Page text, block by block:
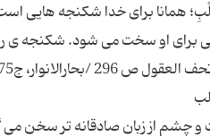
همانا برای خدا شکنجه هایی
برای او سخت می شود. شکنجه ی